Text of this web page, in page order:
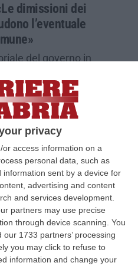
privacy
or access information on a
personal data, such as
sent by a device for
advertising and content
and services development.
partners may use precise
through device scanning. You
1733 partners’ processing
you may click to refuse to
information and change your
dimissioni dei
l’eventuale
del governo in
d’accesso a